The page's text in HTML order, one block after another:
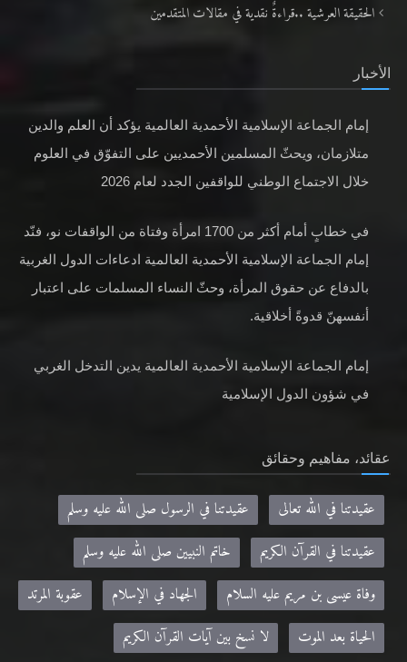
الحقيقة العرشية ..قراءةٌ نقدية في مقالات المتقدمين
الأخبار
إمام الجماعة الإسلامية الأحمدية العالمية يؤكد أن العلم والدين
متلازمان، ويحثّ المسلمين الأحمديين على التفوّق في العلوم
خلال الاجتماع الوطني للواقفين الجدد لعام 2026
في خطابٍ أمام أكثر من 1700 امرأة وفتاة من الواقفات نو، فنّد
إمام الجماعة الإسلامية الأحمدية العالمية ادعاءات الدول الغربية
بالدفاع عن حقوق المرأة، وحثّ النساء المسلمات على اعتبار
أنفسهنّ قدوةً أخلاقية.
إمام الجماعة الإسلامية الأحمدية العالمية يدين التدخل الغربي
في شؤون الدول الإسلامية
عقائد، مفاهيم وحقائق
عقيدتنا في الله تعالى
عقيدتنا في الرسول صلى الله عليه وسلم
عقيدتنا في القرآن الكريم
خاتم النبيين صلى الله عليه وسلم
وفاة عيسى بن مريم عليه السلام
الجهاد في الإسلام
عقوبة المرتد
الحياة بعد الموت
لا نسخ بين آيات القرآن الكريم